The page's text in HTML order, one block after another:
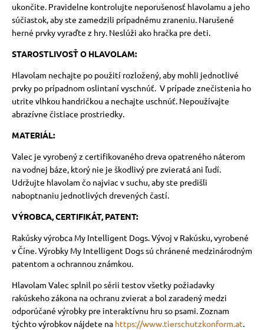
ukončite. Pravidelne kontrolujte neporušenosť hlavolamu a jeho
súčiastok, aby ste zamedzili prípadnému zraneniu. Narušené
herné prvky vyraďte z hry. Neslúži ako hračka pre deti.
STAROSTLIVOSŤ O HLAVOLAM:
Hlavolam nechajte po použití rozložený, aby mohli jednotlivé
prvky po prípadnom oslintaní vyschnúť. V prípade znečistenia ho
utrite vlhkou handričkou a nechajte uschnúť. Nepoužívajte
abrazívne čistiace prostriedky.
MATERIÁL:
Valec je vyrobený z certifikovaného dreva opatreného náterom
na vodnej báze, ktorý nie je škodlivý pre zvieratá ani ľudí.
Udržujte hlavolam čo najviac v suchu, aby ste predišli
naboptnaniu jednotlivých drevených častí.
VÝROBCA, CERTIFIKÁT, PATENT:
Rakúsky výrobca My Intelligent Dogs.Vývoj v Rakúsku, vyrobené
v Číne.Výrobky My Intelligent Dogs sú chránené medzinárodným
patentom a ochrannou známkou.
Hlavolam Valec splnil po sérii testov všetky požiadavky
rakúskeho zákona na ochranu zvierat a bol zaradený medzi
odporúčané výrobky pre interaktívnu hru so psami.Zoznam
týchto výrobkov nájdete na https://www.tierschutzkonform.at.